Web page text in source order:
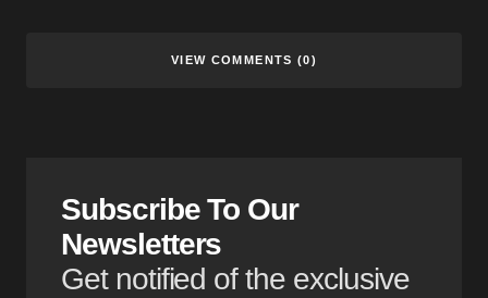
VIEW COMMENTS (0)
Subscribe To Our
Newsletters
Get notified of the exclusive